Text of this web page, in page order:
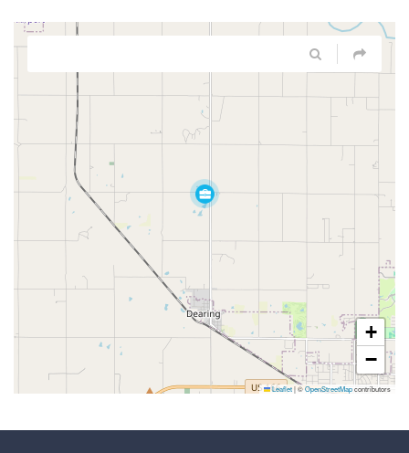
+
−
Leaflet|©OpenStreetMapcontributors